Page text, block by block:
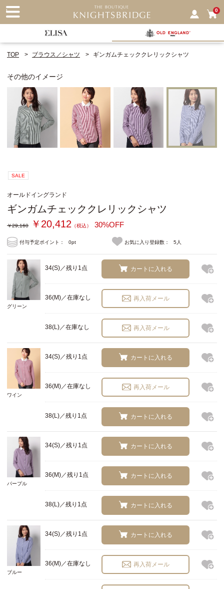
0
TOP ブラウス／シャツ ギンガムチェッククレリックシャツ
その他のイメージ
SALE
オールドイングランド
ギンガムチェッククレリックシャツ
￥29,160 ￥20,412 （税込） 30%OFF
付与予定ポイント： 0pt お気に入り登録数： 5人
グリーン
34(S)／残り1点 カートに入れる
36(M)／在庫なし 再入荷メール
38(L)／在庫なし 再入荷メール
ワイン
34(S)／残り1点 カートに入れる
36(M)／在庫なし 再入荷メール
38(L)／残り1点 カートに入れる
パープル
34(S)／残り1点 カートに入れる
36(M)／残り1点 カートに入れる
38(L)／残り1点 カートに入れる
ブルー
34(S)／残り1点 カートに入れる
36(M)／在庫なし 再入荷メール